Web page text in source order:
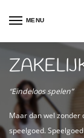
MENU
“Eindeloos spelen”
Maar dan wel zonder
speelgoed.